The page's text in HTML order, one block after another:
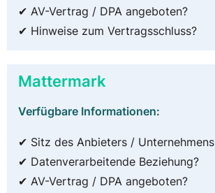
✔ AV-Vertrag / DPA angeboten?
✔ Hinweise zum Vertragsschluss?
Mattermark
Verfügbare Informationen:
✔ Sitz des Anbieters / Unternehmens
✔ Datenverarbeitende Beziehung?
✔ AV-Vertrag / DPA angeboten?